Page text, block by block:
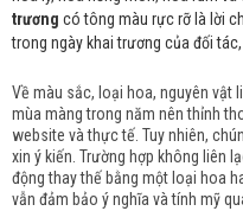
trương có tông màu rực rỡ là lời
trong ngày khai trương của đối
Về màu sắc, loại hoa, nguyên vật
mùa màng trong năm nên thỉnh
website và thực tế. Tuy nhiên,
xin ý kiến. Trường hợp không liên
động thay thế bằng một loại hoa
vẫn đảm bảo ý nghĩa và tính mỹ